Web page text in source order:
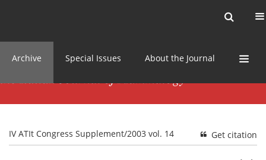
Archive Special Issues About the Journal
IV ATIt Congress Supplement/2003 vol. 14 Get citation